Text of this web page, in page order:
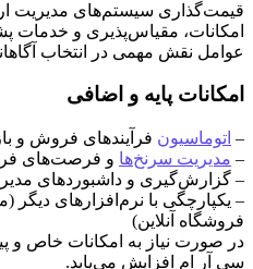
قیمت‌گذاری سیستم‌های مدیریت
امکانات، مقیاس‌پذیری و خدمات
عوامل نقش مهمی در انتخاب
امکانات پایه و اضافی
– اتوماسیون فرآیندهای فروش و
– مدیریت سرنخ‌ها و فرصت‌های
– گزارش‌گیری و داشبوردهای
فروشگاه آنلاین)
در صورت نیاز به امکانات خاص و
سی آر ام افزایش می‌یابد.